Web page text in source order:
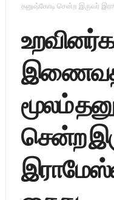
தனுஷ்கோடி சென்ற இருவர்
மூலம்
சென்ற